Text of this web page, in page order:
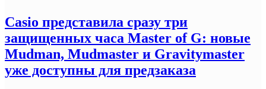
Casio представила сразу три
защищенных часа Master of G: новые
Mudman, Mudmaster и Gravitymaster
уже доступны для предзаказа